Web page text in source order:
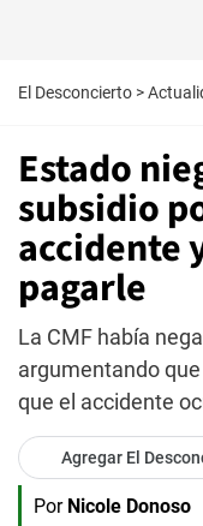
El Desconcierto >
Estado
subsidio
accidente
pagarle
La CMF había
argumentando
que el accidente
Agregar El
Por Nicole Donoso